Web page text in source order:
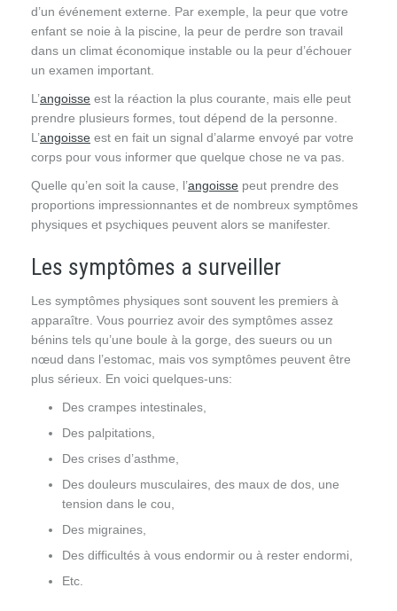
d’un événement externe. Par exemple, la peur que votre
enfant se noie à la piscine, la peur de perdre son travail
dans un climat économique instable ou la peur d’échouer
un examen important.
L’angoisse est la réaction la plus courante, mais elle peut
prendre plusieurs formes, tout dépend de la personne.
L’angoisse est en fait un signal d’alarme envoyé par votre
corps pour vous informer que quelque chose ne va pas.
Quelle qu’en soit la cause, l’angoisse peut prendre des
proportions impressionnantes et de nombreux symptômes
physiques et psychiques peuvent alors se manifester.
Les symptômes a surveiller
Les symptômes physiques sont souvent les premiers à
apparaître. Vous pourriez avoir des symptômes assez
bénins tels qu’une boule à la gorge, des sueurs ou un
nœud dans l’estomac, mais vos symptômes peuvent être
plus sérieux. En voici quelques-uns:
Des crampes intestinales,
Des palpitations,
Des crises d’asthme,
Des douleurs musculaires, des maux de dos, une
tension dans le cou,
Des migraines,
Des difficultés à vous endormir ou à rester endormi,
Etc.